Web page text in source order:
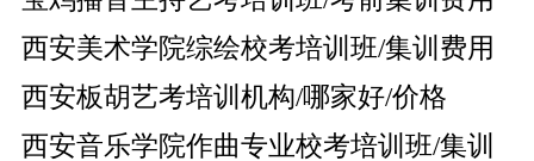
西安美术学院综绘校考培训班/集训费用
西安板胡艺考培训机构/哪家好/价格
西安音乐学院作曲专业校考培训班/集训